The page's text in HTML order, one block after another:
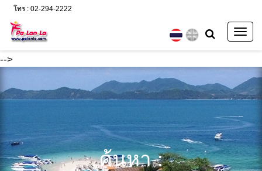
-->
โทร : 02-294-2222
ค้นหา :